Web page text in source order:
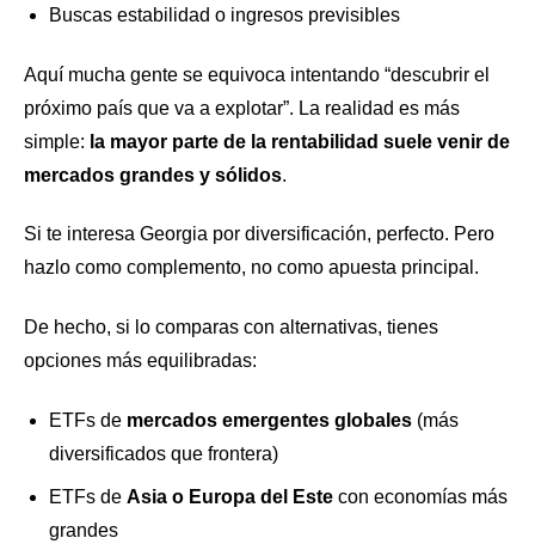
Buscas estabilidad o ingresos previsibles
Aquí mucha gente se equivoca intentando “descubrir el
próximo país que va a explotar”. La realidad es más
simple: la mayor parte de la rentabilidad suele venir de
mercados grandes y sólidos.
Si te interesa Georgia por diversificación, perfecto. Pero
hazlo como complemento, no como apuesta principal.
De hecho, si lo comparas con alternativas, tienes
opciones más equilibradas:
ETFs de mercados emergentes globales(más
diversificados que frontera)
ETFs de Asia o Europa del Estecon economías más
grandes